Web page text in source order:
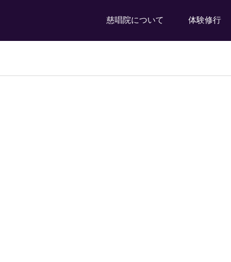
慈唱院について 体験修行